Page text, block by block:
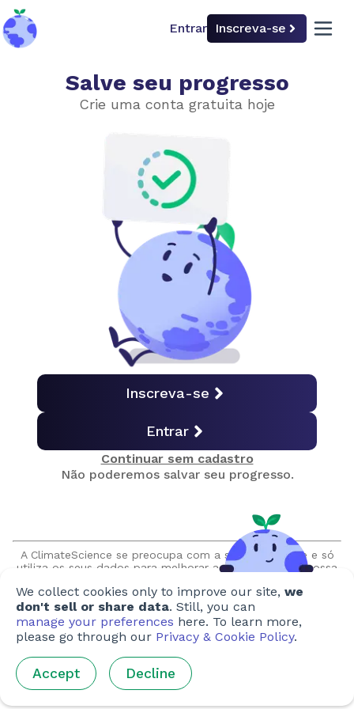
back to home Entrar Inscreva-se open
Causas
Gases de efeito estufa
Emissões por fonte
Emissões por uso final
Emissões por país
Obtenha seu certificado
Criado por
Autores Ellen Heimpel Sim Shang Hong Rachael Bratt
Artistas:Tania Chiang,Ho Yee-Lee
Anderson,Sabrina Lam,Chris Robertson
Salve seu progresso
Crie uma conta gratuita hoje
Inscreva-se
Entrar
Continuar sem cadastro
Não poderemos salvar seu progresso.
A ClimateScience se preocupa com a sua privacidade e só
utiliza os seus dados para melhorar a experiência em nossa
informações sem sua autorização expressa. Além disso,
nunca entraremos em contato com você sem solicitação.
We collect cookies only to improve our site, we
don't sell or share data. Still, you can
manage your preferences here. To learn more,
please go through our Privacy & Cookie Policy.
Accept Decline